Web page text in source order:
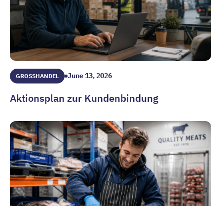
GROSSHANDEL June 13, 2026
Aktionsplan zur Kundenbindung